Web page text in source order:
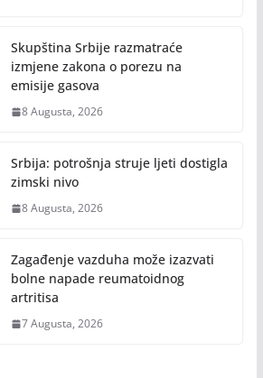
Skupština Srbije razmatraće
izmjene zakona o porezu na
emisije gasova
8 Augusta, 2026
Srbija: potrošnja struje ljeti dostigla
zimski nivo
8 Augusta, 2026
Zagađenje vazduha može izazvati
bolne napade reumatoidnog
artritisa
7 Augusta, 2026